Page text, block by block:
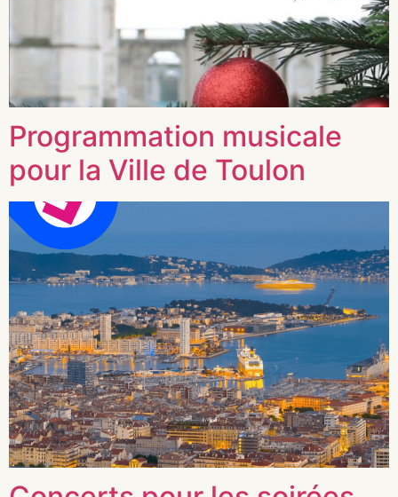
Programmation musicale
pour la Ville de Toulon